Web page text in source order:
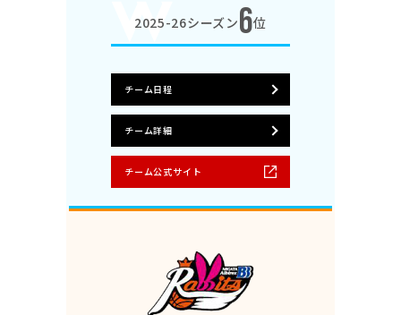
2025-26シーズン6位
チーム日程
チーム詳細
チーム公式サイト